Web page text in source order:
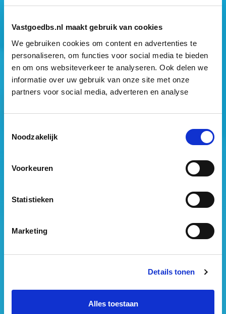
Vastgoedbs.nl maakt gebruik van cookies
We gebruiken cookies om content en advertenties te
personaliseren, om functies voor social media te bieden
en om ons websiteverkeer te analyseren. Ook delen we
informatie over uw gebruik van onze site met onze
partners voor social media, adverteren en analyse
Noodzakelijk
Voorkeuren
Statistieken
Marketing
Details tonen
Alles toestaan
Mogen wij jouw gegevens opslaan? *
Ja, ik geef toestemming om mijn gegevens op te slaan
en mij te informeren over het laatste vastgoednieuws.
088 – 091 00 00
Heb je een vraag?
met ons op